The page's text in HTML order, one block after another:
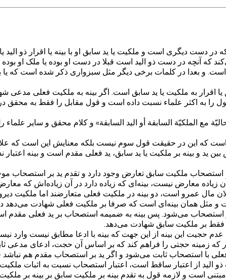
است و ملکیت یا ید سابق او با بینه یا اقرار ذو الید یا
آنچه در دست ذو الید است قبلا در دست او بوده یا ملک او بوده
و بعدا در کلمات برخی دیگر مثل سبزواری ذکر شده است که یا
یا اقرار به ملکیت یا ید سابق است. اگر بینه به ملکیت فعلی
را به اکثر علماء نسبت داده است و قول مقابل را فقط به محقق
مع الملكيّة السابقة أو اليد السابقة‌» و کلام محقق و سایر
است که این در حقیقت قول سوم نیست بلکه معنایش این است که
ید و بینه بر ملکیت یا ید سابق، ید فعلی مقدم است و بینه
استصحاب ملکیت سابق تعارض وجود دارد و تقدم ید بر استصحاب
زیاده معارض نیست، بینه‌ای که زیاده دارد در آن زیاده‌اش که
مال عمرو است، دو بینه در ملکیت فعلی متعارضند اما ملکیت
همان بینه‌ای است که صرفا بر ملکیت فعلی شهادت می‌دهد در
استصحاب می‌شود. پس بینه به ضمیمه استصحاب بر ید فعلی مقدم
فقط بر ملکیت سابق شهادت می‌دهد.
حجیت این بینه از این جهت که بینه با ادعا مطابق نیست وارد
که زمینه حجتی را فراهم کند که بر اساس آن حجت، ادعای مدعی
با استصحاب ثابت می‌شود و اگر ید بر استصحاب مقدم هم
الید از اعتبار ساقط است، اعتبار استصحاب نسبت به اثبات
است و لازمه قول به تقدم بینه بر ملکیت سابق بر بینه بر